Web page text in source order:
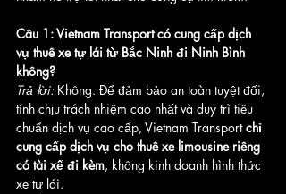
Câu 1: Vietnam Transport có cung cấp dịch
vụ thuê xe tự lái từ Bắc Ninh đi Ninh Bình
không?
Trả lời: Không. Để đảm bảo an toàn tuyệt đối,
tính chịu trách nhiệm cao nhất và duy trì tiêu
chuẩn dịch vụ cao cấp, Vietnam Transport chỉ
cung cấp dịch vụ cho thuê xe limousine riêng
có tài xế đi kèm, không kinh doanh hình thức
xe tự lái.